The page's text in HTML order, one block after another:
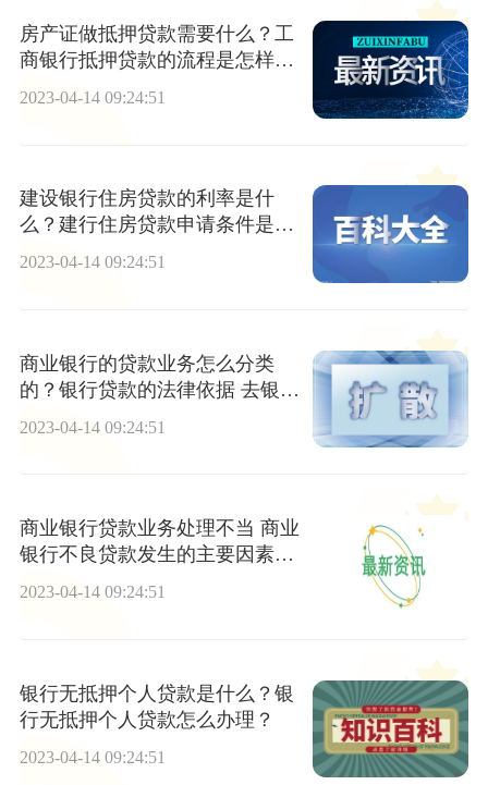
房产证做抵押贷款需要什么？工
商银行抵押贷款的流程是怎样
的？
2023-04-14 09:24:51
建设银行住房贷款的利率是什
么？建行住房贷款申请条件是怎
样的？
2023-04-14 09:24:51
商业银行的贷款业务怎么分类
的？银行贷款的法律依据 去银行
2023-04-14 09:24:51
商业银行贷款业务处理不当 商业
银行不良贷款发生的主要因素有
哪些？
2023-04-14 09:24:51
银行无抵押个人贷款是什么？银
行无抵押个人贷款怎么办理？
2023-04-14 09:24:51